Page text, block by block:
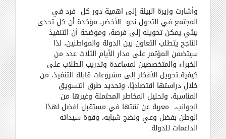
وأشارت وزيرة البيئة إلى اهمية دور كل فرد في
المجتمع في التحول نحو الأخضر، مؤكدة أن كل تحدى
بيئي يمكن تحويله إلى فرصة، وموضحة أن التنفيذ
الناجح يتطلب التعاون بين الدولة والمواطنين، لذا
سيتضمن المؤتمر على مدار الأيام الثلاث عدد من
الخبراء والمتخصصين لمساعدة وتدريب الطلاب على
كيفية تحويل الأفكار إلى مشروعات قابلة للتنفيذ، من
خلال دراستها اقتصاديًا، وتحديد طرق التسويق
المناسبة، وتحليل المخاطر المحتملة وغيرها من
الجوانب، معربة عن ثقتها في مستقبل افضل لهذا
الوطن بفضل وعي ونضج شبابه، وقوة سيداته
الداعمات للدولة.